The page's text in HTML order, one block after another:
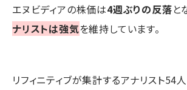
エヌビディアの株価は4週ぶりの反落と
ナリストは強気を維持しています。
リフィニティブが集計するアナリスト54